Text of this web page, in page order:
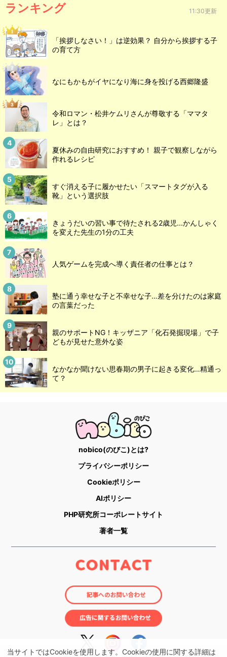
当サイトではCookieを使用します。Cookieの使用に関する詳細は
ランキング 11:30更新
「挨拶しなさい！」は逆効果？ 自分から挨拶する子
の育て方
なにもかもがイヤになり海に身を投げる西郷隆盛
令和ロマン・松井ケムリさんが尊敬する「ママタ
レ」とは？
夏休みの自由研究におすすめ！ 親子で観察しながら
作れるレシピ
すぐ消える子に履かせたい「スマートタグが入る
靴」という選択肢
きょうだいの習い事で待たされる2歳児...かんしゃく
を変えた先生の1分の工夫
人気ゲームを完成へ導く責任者の仕事とは？
塾に通う幸せな子と不幸せな子…差を分けたのは家庭
の言葉だった
親のサポートNG！キッザニア「化石発掘現場」で子
どもが見せた意外な姿
なかなか聞けない思春期の男子に起きる変化…精通っ
て？
nobico(のびこ)とは?
プライバシーポリシー
Cookieポリシー
AIポリシー
PHP研究所コーポレートサイト
著者一覧